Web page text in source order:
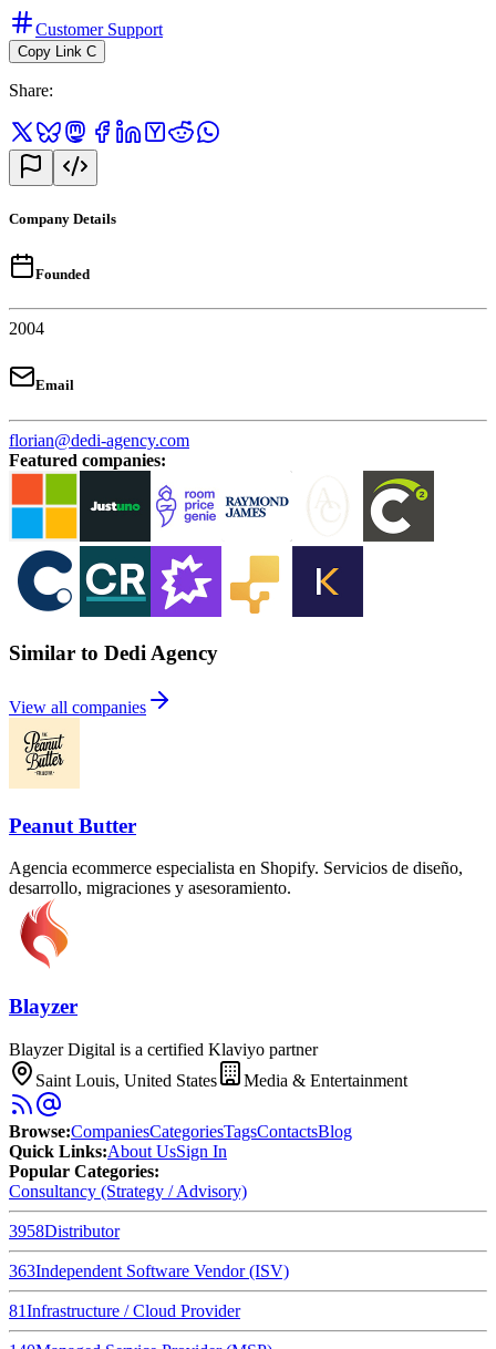
Customer Support
Copy Link C
Share:
Company Details
Founded
2004
Email
florian@dedi-agency.com
Featured companies:
Similar to Dedi Agency
View all companies
Peanut Butter
Agencia ecommerce especialista en Shopify. Servicios de diseño,
desarrollo, migraciones y asesoramiento.
Blayzer
Blayzer Digital is a certified Klaviyo partner
Saint Louis, United States
Media & Entertainment
Browse:CompaniesCategoriesTagsContactsBlog
Quick Links:About UsSign In
Popular Categories:
Consultancy (Strategy / Advisory)
3958Distributor
363Independent Software Vendor (ISV)
81Infrastructure / Cloud Provider